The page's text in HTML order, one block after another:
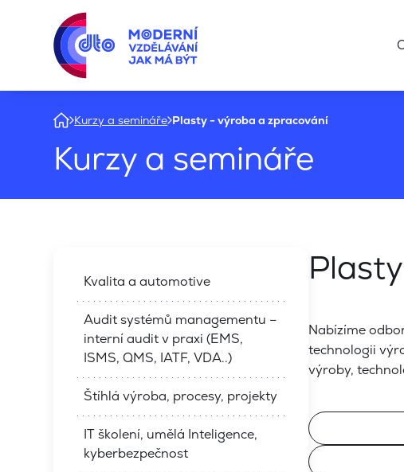
Kurzy a semináře Plasty - výroba a zpracování
Kurzy a semináře
Kvalita a automotive
Audit systémů managementu –
interní audit v praxi (EMS,
ISMS, QMS, IATF, VDA..)
Štíhlá výroba, procesy, projekty
IT školení, umělá Inteligence,
kyberbezpečnost
Nabízíme
technologii
výroby,
Filtrace dle typu